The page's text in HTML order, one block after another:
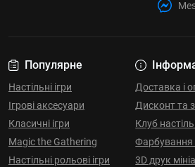
Популярне
Настільні ігри
Ігрові аксесуари
Класичні ігри
Magic the Gathering
Настільні рольові ігри
Доставка і
Дисконт та
Клуб
Фарбування
3D друк